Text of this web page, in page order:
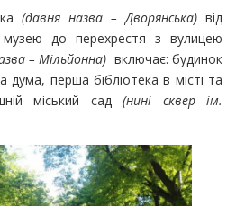
(давня назва – Дворянська) від
до перехрестя з вулицею
– Мільйонна) включає: будинок
дума, перша бібліотека в місті та
міський сад(нині сквер ім.